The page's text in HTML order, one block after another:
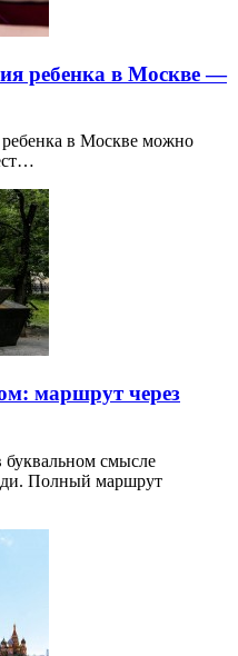
ребенка в Москве —
в Москве можно
маршрут через
буквальном смысле
Полный маршрут